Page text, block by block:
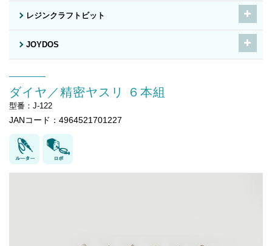
レジンクラフトビット
JOYDOS
ダイヤ／精密ヤスリ ６本組
型番：J-122
JANコード：4964521701227